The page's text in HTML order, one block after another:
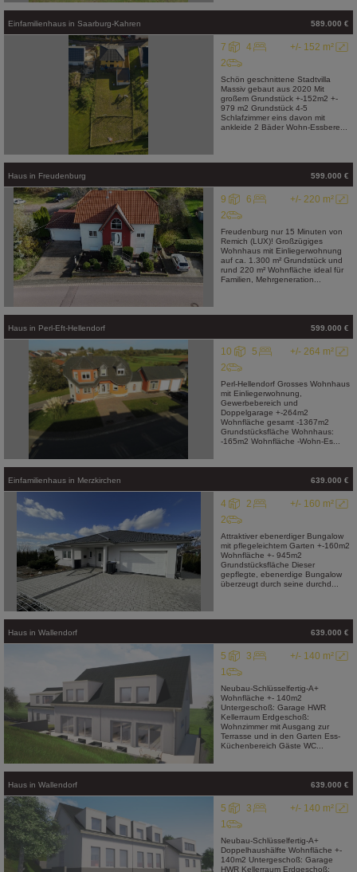
Einfamilienhaus in Saarburg-Kahren 589.000 €
+/- 152 m²
7
4
2
Schön geschnittene Stadtvilla
Massiv gebaut aus 2020 Mit
großem Grundstück +-152m2 +-
979 m2 Grundstück 4-5
Schlafzimmer eins davon mit
ankleide 2 Bäder Wohn-Essbere...
Haus in Freudenburg 599.000 €
+/- 220 m²
9
6
2
Freudenburg nur 15 Minuten von
Remich (LUX)! Großzügiges
Wohnhaus mit Einliegerwohnung
auf ca. 1.300 m² Grundstück und
rund 220 m² Wohnfläche ideal für
Familien, Mehrgeneration...
Haus in Perl-Eft-Hellendorf 599.000 €
+/- 264 m²
10
5
2
Perl-Hellendorf Grosses Wohnhaus
mit Einliegerwohnung,
Gewerbebereich und
Doppelgarage +-264m2
Wohnfläche gesamt -1367m2
Grundstücksfläche Wohnhaus:
-165m2 Wohnfläche -Wohn-Es...
Einfamilienhaus in Merzkirchen 639.000 €
+/- 160 m²
4
2
2
Attraktiver ebenerdiger Bungalow
mit pflegeleichtem Garten +-160m2
Wohnfläche +- 945m2
Grundstücksfläche Dieser
gepflegte, ebenerdige Bungalow
überzeugt durch seine durchd...
Haus in Wallendorf 639.000 €
+/- 140 m²
5
3
1
Neubau-Schlüsselfertig-A+
Wohnfläche +- 140m2
Untergeschoß: Garage HWR
Kellerraum Erdgeschoß:
Wohnzimmer mit Ausgang zur
Terrasse und in den Garten Ess-
Küchenbereich Gäste WC...
Haus in Wallendorf 639.000 €
+/- 140 m²
5
3
1
Neubau-Schlüsselfertig-A+
Doppelhaushälfte Wohnfläche +-
140m2 Untergeschoß: Garage
HWR Kellerraum Erdgeschoß: